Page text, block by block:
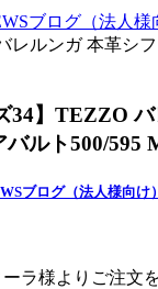
ブログ（法人様
レルンガ 本革シ
34】TEZZO
バルト500/595
ブログ（法人様向け）
ラ様よりご注文